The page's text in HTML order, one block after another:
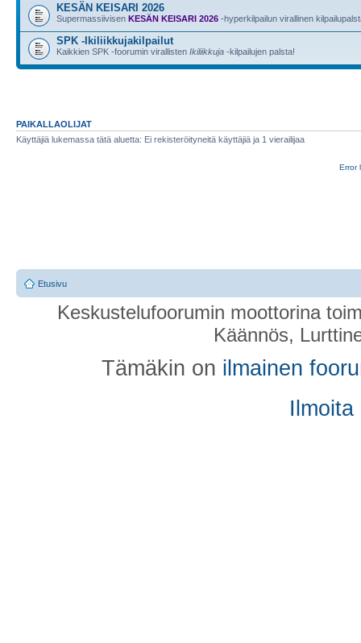
KESÄN KEISARI 2026
Supermassiivisen KESÄN KEISARI 2026 -hyperkilpailun virallinen
SPK -Ikiliikkujakilpailut
Kaikkien SPK -foorumin virallisten Ikiliikkuja -kilpailujen palsta!
PAIKALLAOLIJAT
Käyttäjiä lukemassa tätä aluetta: Ei rekisteröityneitä käyttäjiä ja 1 vierailijaa
Error
Etusivu
Keskustelufoorumin moottorina
Käännös,
Tämäkin on ilmainen